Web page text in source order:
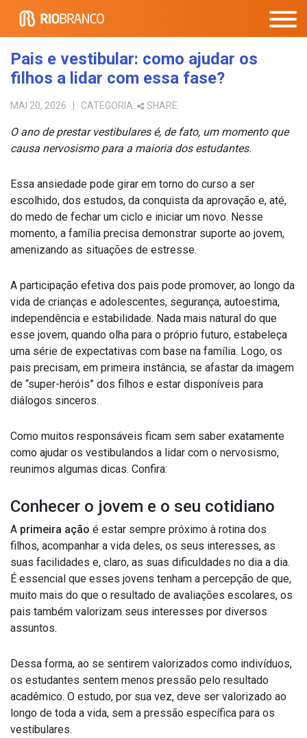
Pais e vestibular: como ajudar os
filhos a lidar com essa fase?
MAI 20, 2026 | CATEGORIA: SHARE
O ano de prestar vestibulares é, de fato, um momento que
causa nervosismo para a maioria dos estudantes.
Essa ansiedade pode girar em torno do curso a ser
escolhido, dos estudos, da conquista da aprovação e, até,
do medo de fechar um ciclo e iniciar um novo. Nesse
momento, a família precisa demonstrar suporte ao jovem,
amenizando as situações de estresse.
A participação efetiva dos pais pode promover, ao longo da
vida de crianças e adolescentes, segurança, autoestima,
independência e estabilidade. Nada mais natural do que
esse jovem, quando olha para o próprio futuro, estabeleça
uma série de expectativas com base na família. Logo, os
pais precisam, em primeira instância, se afastar da imagem
de “super-heróis” dos filhos e estar disponíveis para
diálogos sinceros.
Como muitos responsáveis ficam sem saber exatamente
como ajudar os vestibulandos a lidar com o nervosismo,
reunimos algumas dicas. Confira:
Conhecer o jovem e o seu cotidiano
A primeira ação é estar sempre próximo à rotina dos
filhos, acompanhar a vida deles, os seus interesses, as
suas facilidades e, claro, as suas dificuldades no dia a dia.
É essencial que esses jovens tenham a percepção de que,
muito mais do que o resultado de avaliações escolares, os
pais também valorizam seus interesses por diversos
assuntos.
Dessa forma, ao se sentirem valorizados como indivíduos,
os estudantes sentem menos pressão pelo resultado
acadêmico. O estudo, por sua vez, deve ser valorizado ao
longo de toda a vida, sem a pressão específica para os
vestibulares.